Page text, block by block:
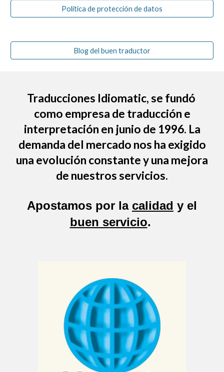
Política de protección de datos
Blog del buen traductor
Traducciones Idiomatic, se fundó
como empresa de traducción e
interpretación en junio de 1996. La
demanda del mercado nos ha exigido
una evolución constante y una mejora
de nuestros servicios.
Apostamos por la calidad y el
buen servicio.